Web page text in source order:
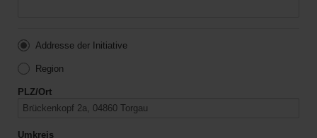
Addresse der Initiative
Region
PLZ/Ort
Umkreis